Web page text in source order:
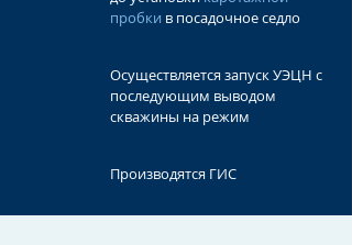
пробки в посадочное седло
Осуществляется запуск УЭЦН с
последующим выводом
скважины на режим
Производятся ГИС